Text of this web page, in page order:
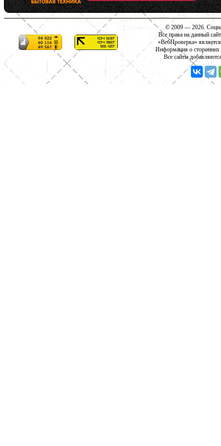
© 2009 — 2026.
Все права на данный
«ВебПроверка»
Информация о сторонних
Все сайты